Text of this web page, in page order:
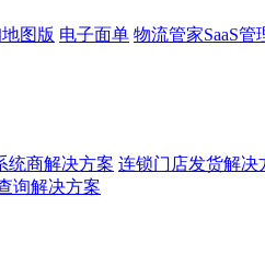
图版 电子面单 物流管家SaaS管
统商解决方案 连锁门店发货解决
询解决方案